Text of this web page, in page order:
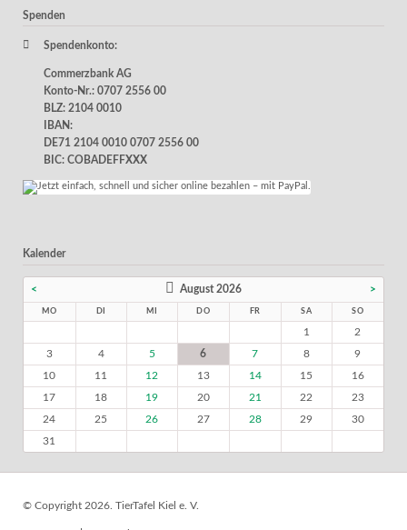
Spenden
Spendenkonto:
Commerzbank AG
Konto-Nr.: 0707 2556 00
BLZ: 2104 0010
IBAN:
DE71 2104 0010 0707 2556 00
BIC: COBADEFFXXX
Kalender
< August 2026 >
MO DI MI DO FR SA SO
1
2
3
4 5 6 7 8
9
10
11 12 13 14 15
16
17
18 19 20 21 22
23
24
25 26 27 28 29
30
31
© Copyright 2026. TierTafel Kiel e. V.